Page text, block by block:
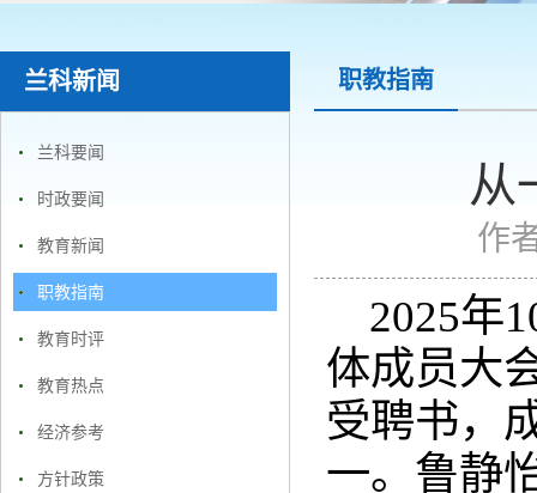
兰科新闻
兰科要闻
时政要闻
教育新闻
职教指南
教育时评
教育热点
经济参考
方针政策
职教指南
从
作
2025年
体成员大
受聘书，
一。鲁静